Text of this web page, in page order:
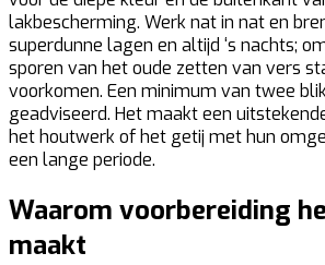
lakbescherming. Werk nat in nat en
superdunne lagen en altijd ‘s nachts;
sporen van het oude zetten van vers
voorkomen. Een minimum van twee
geadviseerd. Het maakt een
het houtwerk of het getij met hun
een lange periode.
Waarom voorbereiding
maakt